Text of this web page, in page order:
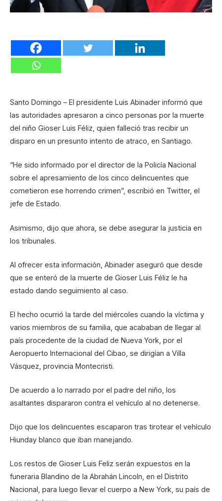
Santo Domingo – El presidente Luis Abinader informó que
las autoridades apresaron a cinco personas por la muerte
del niño Gioser Luis Féliz, quien falleció tras recibir un
disparo en un presunto intento de atraco, en Santiago.
“He sido informado por el director de la Policía Nacional
sobre el apresamiento de los cinco delincuentes que
cometieron ese horrendo crimen”, escribió en Twitter, el
jefe de Estado.
Asimismo, dijo que ahora, se debe asegurar la justicia en
los tribunales.
Al ofrecer esta información, Abinader aseguró que desde
que se enteró de la muerte de Gioser Luis Féliz le ha
estado dando seguimiento al caso.
El hecho ocurrió la tarde del miércoles cuando la víctima y
varios miembros de su familia, que acababan de llegar al
país procedente de la ciudad de Nueva York, por el
Aeropuerto Internacional del Cibao, se dirigían a Villa
Vásquez, provincia Montecristi.
De acuerdo a lo narrado por el padre del niño, los
asaltantes dispararon contra el vehículo al no detenerse.
Dijo que los delincuentes escaparon tras tirotear el vehículo
Hiunday blanco que iban manejando.
Los restos de Gioser Luis Feliz serán expuestos en la
funeraria Blandino de la Abrahán Lincoln, en el Distrito
Nacional, para luego llevar el cuerpo a New York, su país de